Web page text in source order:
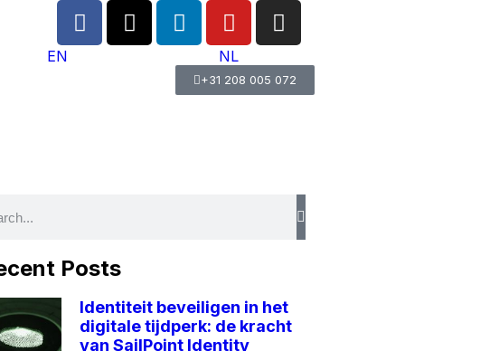
EN NL
+31 208 005 072
Posts
Identiteit beveiligen in het
digitale tijdperk: de kracht
van SailPoint Identity